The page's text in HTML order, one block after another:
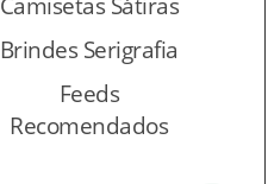
Brindes Serigrafia
Feeds
Recomendados